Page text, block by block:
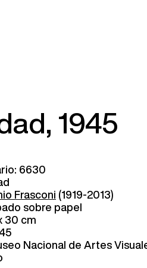
1945
6630
Frasconi (1919-2013)
sobre papel
30 cm
Nacional de Artes